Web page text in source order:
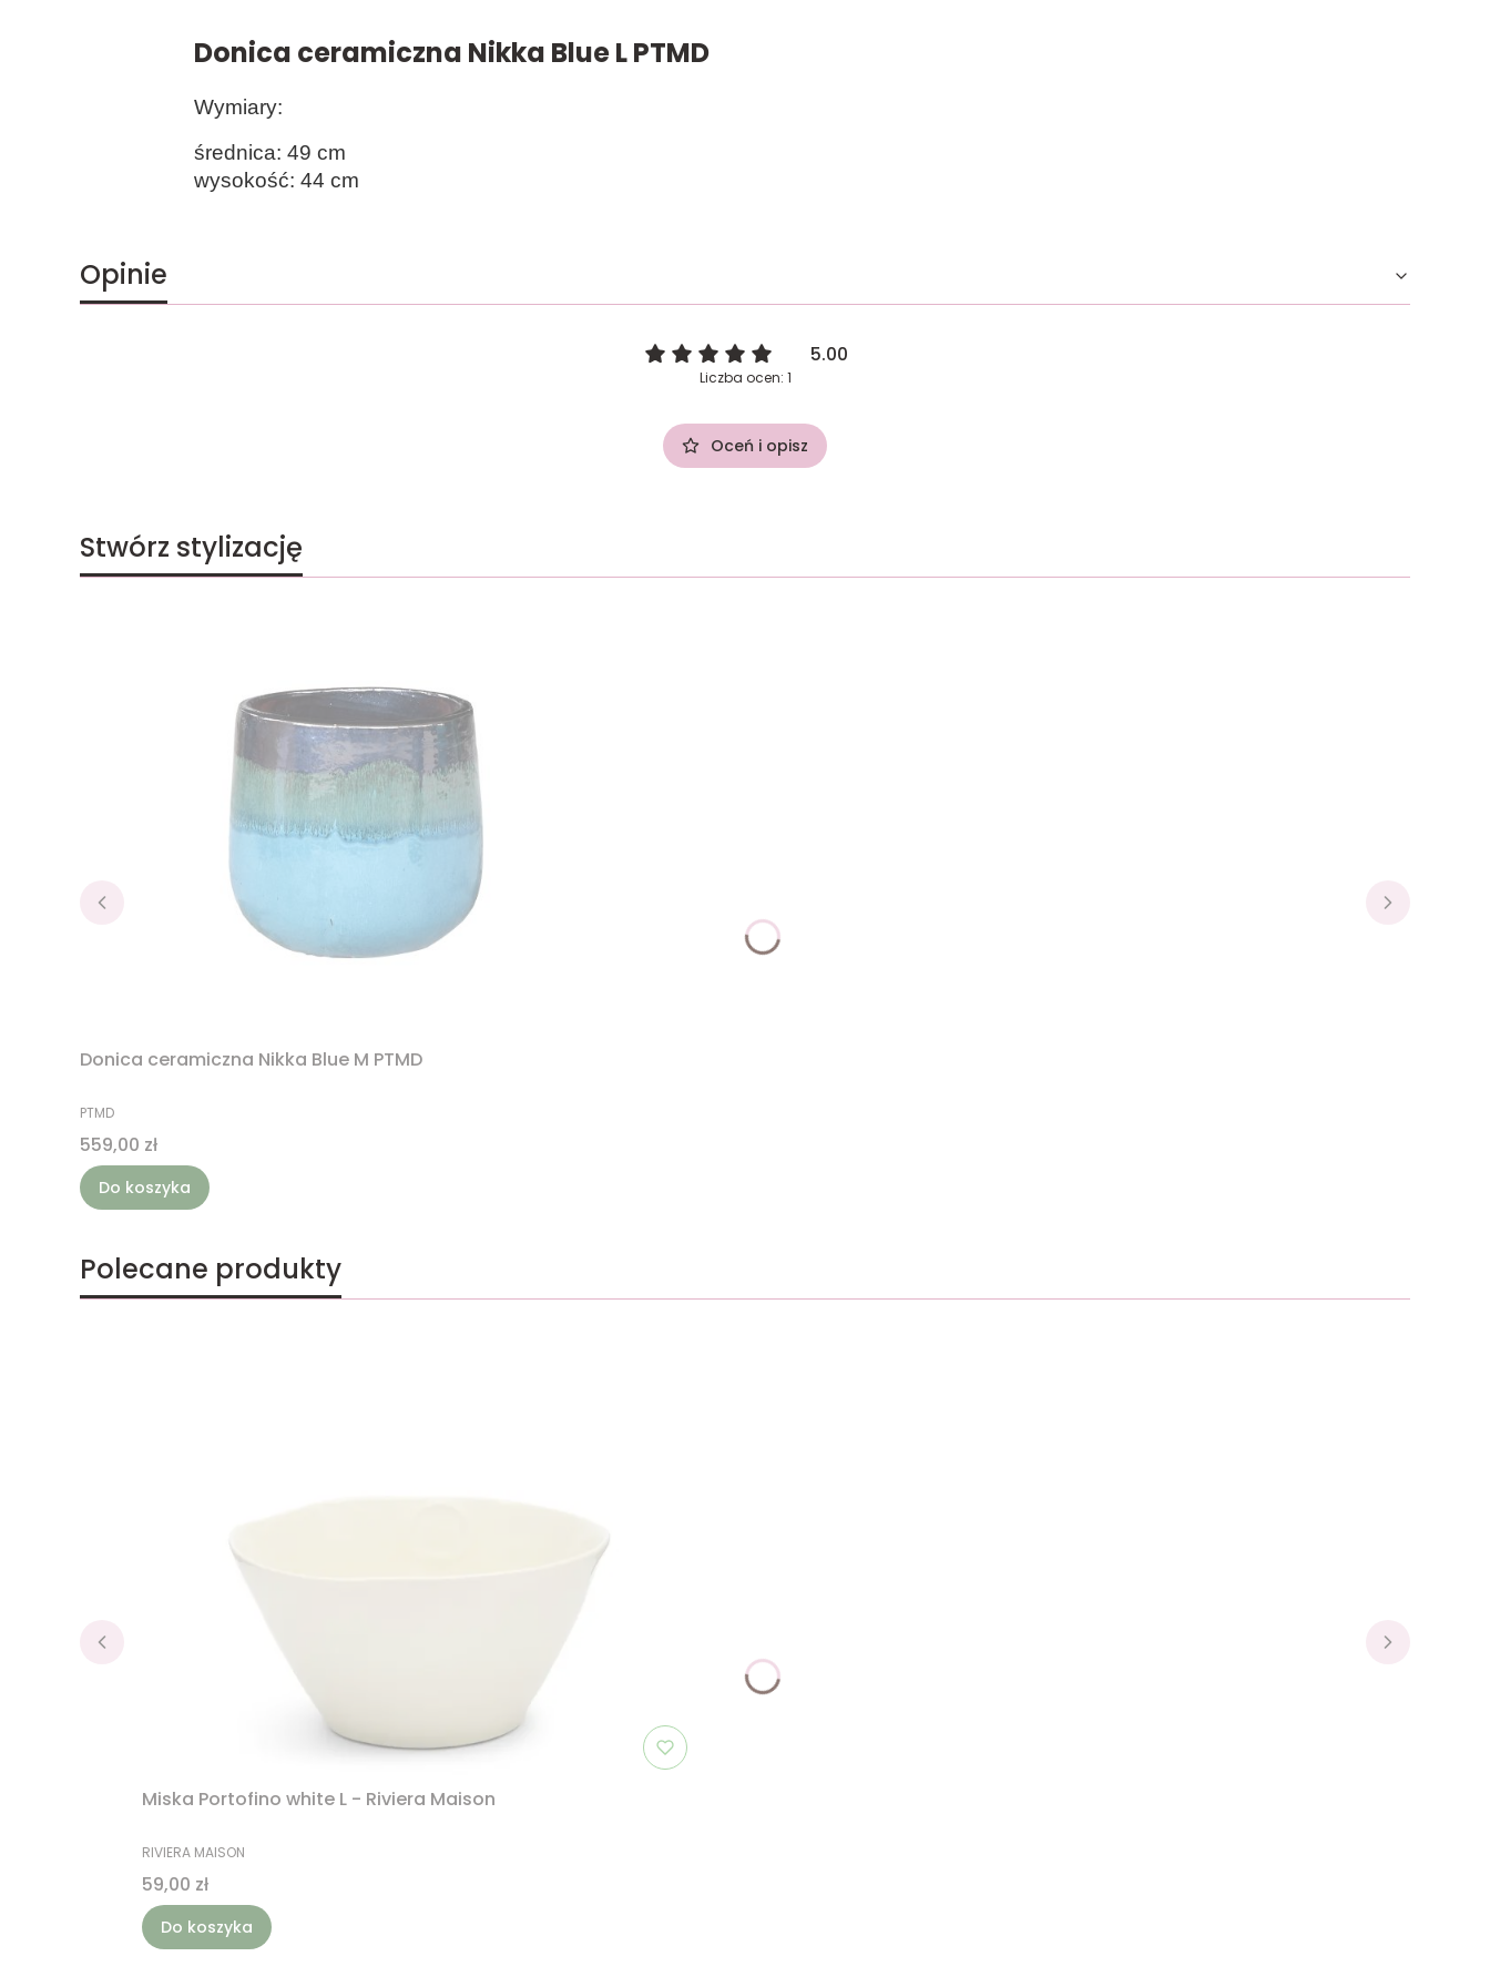
Donica ceramiczna Nikka Blue L PTMD
Wymiary:
średnica: 49 cm
wysokość: 44 cm
Opinie
5.00
Liczba ocen: 1
Oceń i opisz
Stwórz stylizację
Donica ceramiczna Nikka Blue M PTMD
PRODUCENT
PTMD
Cena
559,00 zł
Do koszyka
Polecane produkty
Miska Portofino white L - Riviera Maison
PRODUCENT
RIVIERA MAISON
Cena
59,00 zł
Do koszyka